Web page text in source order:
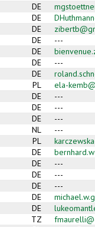
e-
mail)
DE
DE
DE
DE
---
DE
DE
---
DE
PL
ela-
DE
---
DE
---
DE
---
NL
---
PL
DE
DE
---
DE
---
DE
---
DE
DE
TZ